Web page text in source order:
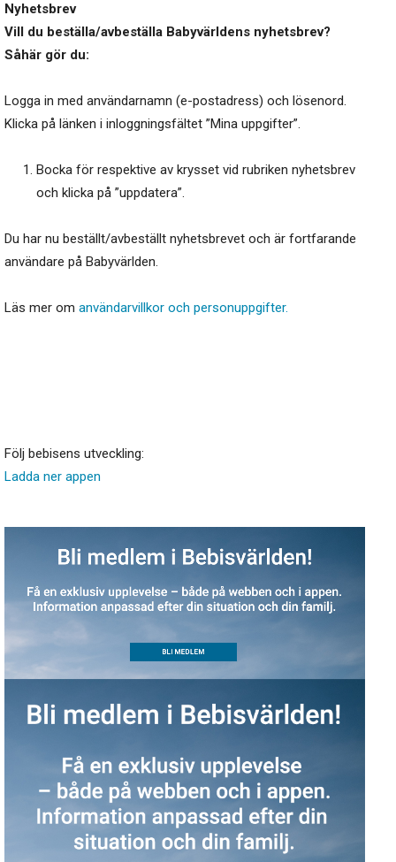
Nyhetsbrev
Vill du beställa/avbeställa Babyvärldens nyhetsbrev?
Såhär gör du:
Logga in med användarnamn (e-postadress) och lösenord.
Klicka på länken i inloggningsfältet ”Mina uppgifter”.
Bocka för respektive av krysset vid rubriken nyhetsbrev
och klicka på ”uppdatera”.
Du har nu beställt/avbeställt nyhetsbrevet och är fortfarande
användare på Babyvärlden.
Läs mer om användarvillkor och personuppgifter.
Följ bebisens utveckling:
Ladda ner appen